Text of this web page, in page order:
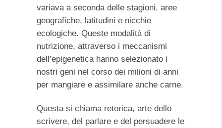
variava a seconda delle stagioni, aree
geografiche, latitudini e nicchie
ecologiche. Queste modalità di
nutrizione, attraverso i meccanismi
dell’epigenetica hanno selezionato i
nostri geni nel corso dei milioni di anni
per mangiare e assimilare anche carne.
Questa si chiama retorica, arte dello
scrivere, del parlare e del persuadere le